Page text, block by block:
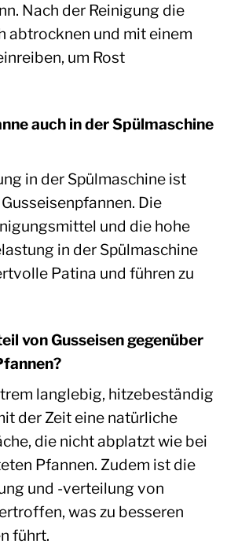
Nach der Reinigung die
abtrocknen und mit einem
um Rost
auch in der Spülmaschine
in der Spülmaschine ist
Die
und die hohe
in der Spülmaschine
Patina und führen zu
von Gusseisen gegenüber
langlebig, hitzebeständig
der Zeit eine natürliche
die nicht abplatzt wie bei
Pfannen. Zudem ist die
und -verteilung von
was zu besseren
führt.